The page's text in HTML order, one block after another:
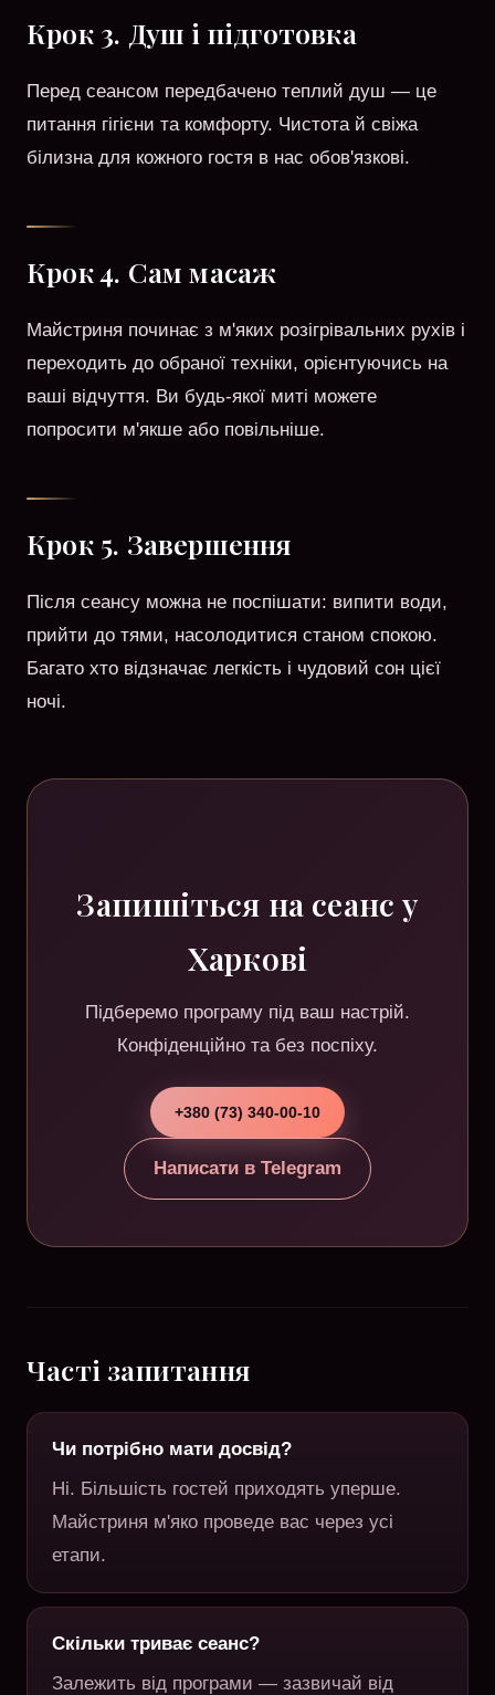
Крок 3. Душ і підготовка
Перед сеансом передбачено теплий душ — це
питання гігієни та комфорту. Чистота й свіжа
білизна для кожного гостя в нас обов'язкові.
Крок 4. Сам масаж
Майстриня починає з м'яких розігрівальних рухів і
переходить до обраної техніки, орієнтуючись на
ваші відчуття. Ви будь-якої миті можете
попросити м'якше або повільніше.
Крок 5. Завершення
Після сеансу можна не поспішати: випити води,
прийти до тями, насолодитися станом спокою.
Багато хто відзначає легкість і чудовий сон цієї
ночі.
Запишіться на сеанс у
Харкові
Підберемо програму під ваш настрій.
Конфіденційно та без поспіху.
+380 (73) 340-00-10
Написати в Telegram
Часті запитання
Чи потрібно мати досвід?
Ні. Більшість гостей приходять уперше.
Майстриня м'яко проведе вас через усі
етапи.
Скільки триває сеанс?
Залежить від програми — зазвичай від